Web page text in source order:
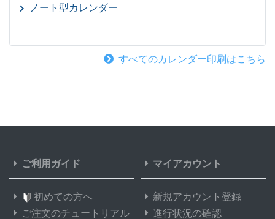
ノート型カレンダー
すべてのカレンダー印刷はこちら
ご利用ガイド
初めての方へ
ご注文のチュートリアル
マイアカウント
新規アカウント登録
進行状況の確認